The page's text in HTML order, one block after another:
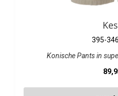
395-
Konische Pants in